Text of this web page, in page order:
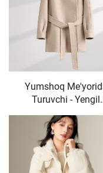
Yumshoq
Turuvchi - Yengil
Pushtiqli Shoy,
Belbog'li Figurali -
Qulay O'rta
Uzunlikdagi Pushti
Palto